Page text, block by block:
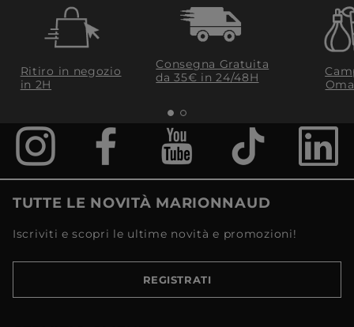
Ritiro in negozio
in 2H
Consegna Gratuita
da 35€​ in 24/48H
TUTTE LE NOVITÀ MARIONNAUD
Iscriviti e scopri le ultime novità e promozioni!
REGISTRATI